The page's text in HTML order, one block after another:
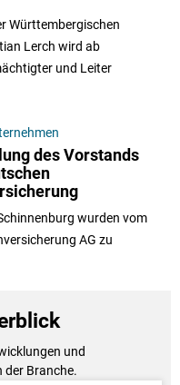
Württembergischen
Lerch wird ab
und Leiter
des Vorstands
wurden vom
AG zu
und
der Branche.